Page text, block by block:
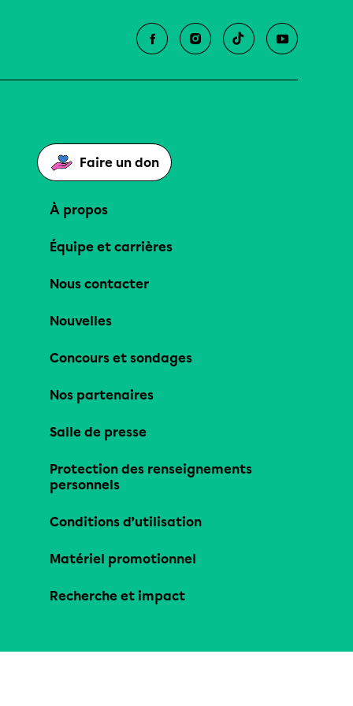
Faire un don
À propos
Équipe et carrières
Nous contacter
Nouvelles
Concours et sondages
Nos partenaires
Salle de presse
Protection des renseignements
personnels
Conditions d’utilisation
Matériel promotionnel
Recherche et impact